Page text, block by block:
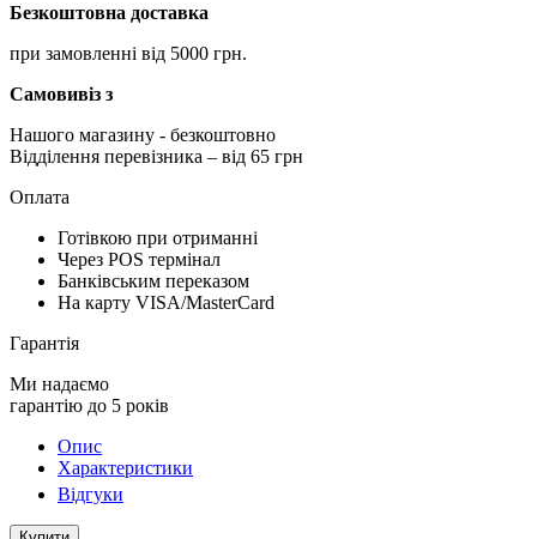
Безкоштовна доставка
при замовленні від 5000 грн.
Самовивіз з
Нашого магазину - безкоштовно
Відділення перевізника – від 65 грн
Оплата
Готівкою при отриманні
Через POS термінал
Банківським переказом
На карту VISA/MasterCard
Гарантія
Ми надаємо
гарантію до 5 років
Опис
Характеристики
Відгуки